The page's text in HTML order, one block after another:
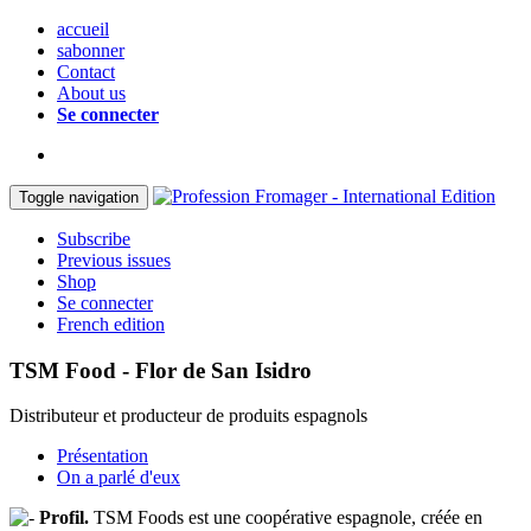
accueil
sabonner
Contact
About us
Se connecter
Toggle navigation
Subscribe
Previous issues
Shop
Se connecter
French edition
TSM Food - Flor de San Isidro
Distributeur et producteur de produits espagnols
Présentation
On a parlé d'eux
Profil. TSM Foods est une coopérative espagnole, créée en